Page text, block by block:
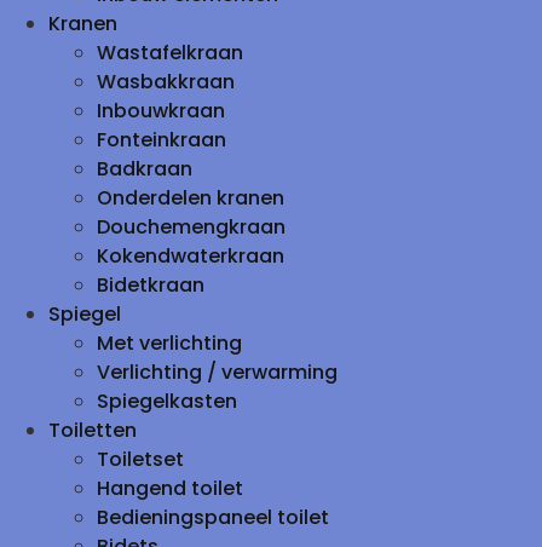
Kranen
Wastafelkraan
Wasbakkraan
Inbouwkraan
Fonteinkraan
Badkraan
Onderdelen kranen
Douchemengkraan
Kokendwaterkraan
Bidetkraan
Spiegel
Met verlichting
Verlichting / verwarming
Spiegelkasten
Toiletten
Toiletset
Hangend toilet
Bedieningspaneel toilet